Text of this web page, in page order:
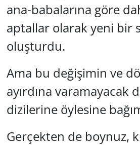
ana-babalarına göre
aptallar olarak yeni bir
oluşturdu.
Ama bu değişimin ve
ayırdına varamayacak
dizilerine öylesine
Gerçekten de boynuz,